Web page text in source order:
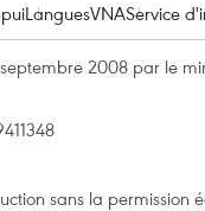
LanguesVNAService
septembre 2008 par le
sans la permission